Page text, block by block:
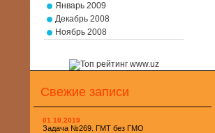
Январь 2009
Декабрь 2008
Ноябрь 2008
Свежие записи
01.10.2019
Задача №269. ГМТ без ГМО